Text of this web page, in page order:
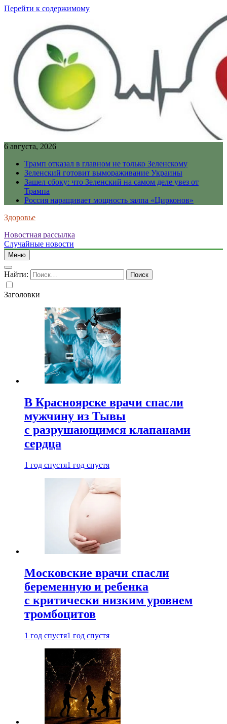
Перейти к содержимому
6 августа, 2026
Трамп отказал в главном не только Зеленскому
Зеленский готовит вымораживание Украины
Зашел сбоку: что Зеленский на самом деле увез от
Трампа
Россия наращивает мощность залпа «Цирконов»
Здоровье
Новостная рассылка
Случайные новости
Меню
Найти:
Заголовки
В Красноярске врачи спасли
мужчину из Тывы
с разрушающимся клапанами
сердца
1 год спустя1 год спустя
Московские врачи спасли
беременную и ребенка
с критически низким уровнем
тромбоцитов
1 год спустя1 год спустя